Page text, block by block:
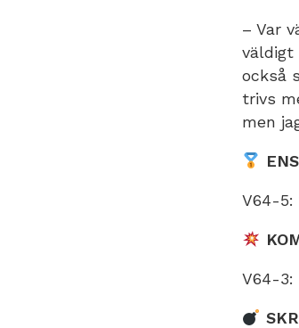
– Var
väldigt
också
trivs
men
V64-5:
V64-3: